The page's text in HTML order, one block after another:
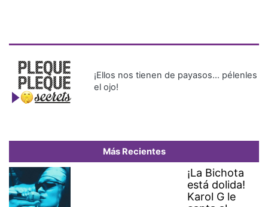
¡Ellos nos tienen de payasos… pélenles
el ojo!
Más Recientes
¡La Bichota
está dolida!
Karol G le